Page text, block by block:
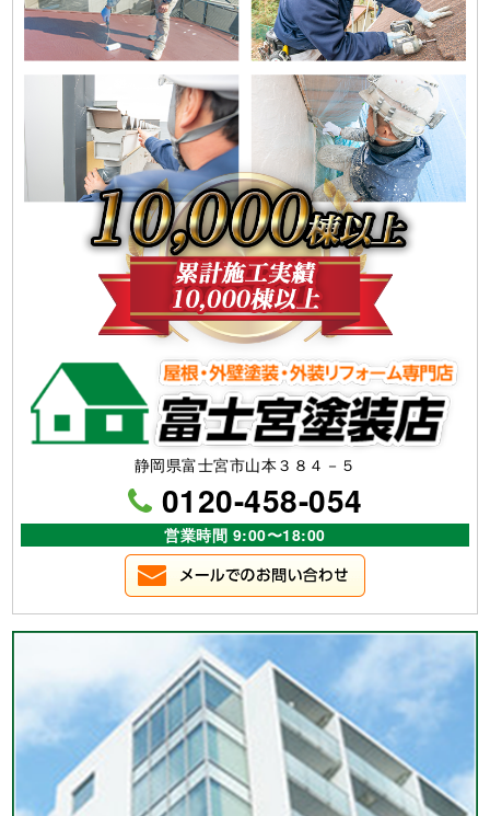
静岡県富士宮市山本３８４－５
0120-458-054
営業時間 9:00〜18:00